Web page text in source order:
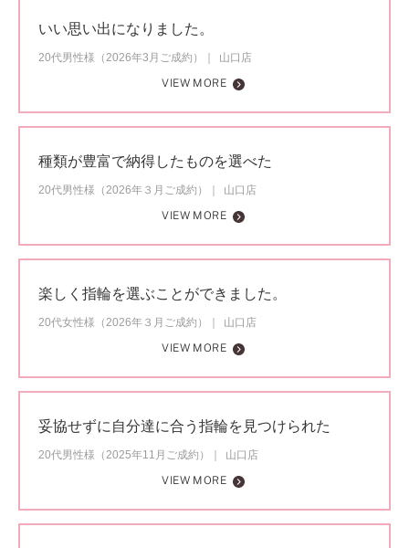
いい思い出になりました。
20代男性様（2026年3月ご成約）
山口店
VIEW MORE
種類が豊富で納得したものを選べた
20代男性様（2026年３月ご成約）
山口店
VIEW MORE
楽しく指輪を選ぶことができました。
20代女性様（2026年３月ご成約）
山口店
VIEW MORE
妥協せずに自分達に合う指輪を見つけられた
20代男性様（2025年11月ご成約）
山口店
VIEW MORE